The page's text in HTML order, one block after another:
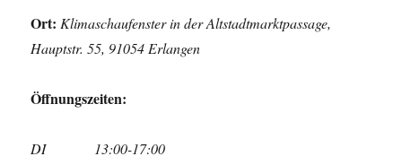
Ort: Klimaschaufenster in der Altstadtmarktpassage,
Hauptstr. 55, 91054 Erlangen
Öffnungszeiten:
DI 13:00-17:00